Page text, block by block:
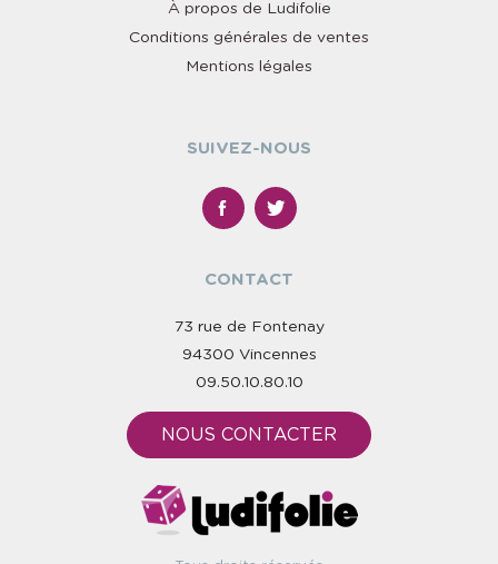
À propos de Ludifolie
Conditions générales de ventes
Mentions légales
SUIVEZ-NOUS
CONTACT
73 rue de Fontenay
94300 Vincennes
09.50.10.80.10
NOUS CONTACTER